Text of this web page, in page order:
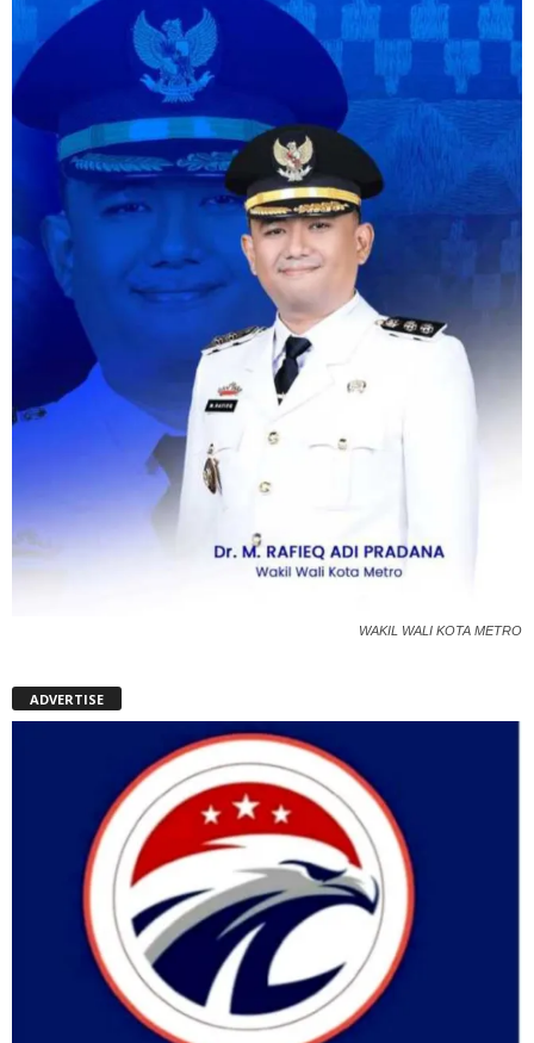
WAKIL WALI KOTA METRO
ADVERTISE